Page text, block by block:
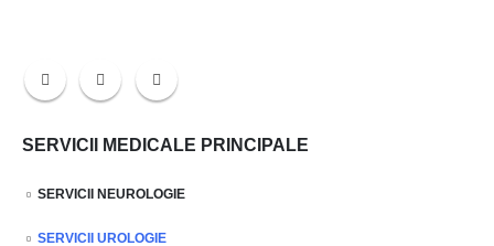
SERVICII MEDICALE PRINCIPALE
SERVICII NEUROLOGIE
SERVICII UROLOGIE